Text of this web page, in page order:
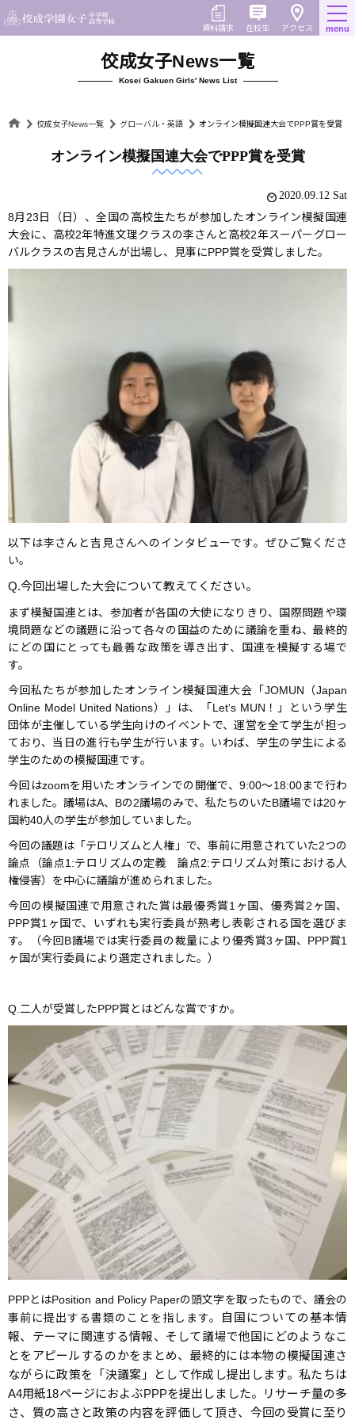
to
content
アクセス
在校生
資料請求 menu
佼成女子News一覧
Kosei Gakuen Girls' News List
佼成女子News一覧 グローバル・英語 オンライン模擬国連大会でPPP賞を受賞
オンライン模擬国連大会でPPP賞を受賞
2020.09.12 Sat
8月23日（日）、全国の高校生たちが参加したオンライン模擬国連
大会に、高校2年特進文理クラスの李さんと高校2年スーパーグロー
バルクラスの吉見さんが出場し、見事にPPP賞を受賞しました。
以下は李さんと吉見さんへのインタビューです。ぜひご覧くださ
い。
Q.今回出場した大会について教えてください。
まず模擬国連とは、参加者が各国の大使になりきり、国際問題や環
境問題などの議題に沿って各々の国益のために議論を重ね、最終的
にどの国にとっても最善な政策を導き出す、国連を模擬する場で
す。
今回私たちが参加したオンライン模擬国連大会「JOMUN（Japan
Online Model United Nations）」は、「Let‘s MUN！」という学生
団体が主催している学生向けのイベントで、運営を全て学生が担っ
ており、当日の進行も学生が行います。いわば、学生の学生による
学生のための模擬国連です。
今回はzoomを用いたオンラインでの開催で、9:00〜18:00まで行わ
れました。議場はA、Bの2議場のみで、私たちのいたB議場では20ヶ
国約40人の学生が参加していました。
今回の議題は「テロリズムと人権」で、事前に用意されていた2つの
論点（論点1:テロリズムの定義 論点2:テロリズム対策における人
権侵害）を中心に議論が進められました。
今回の模擬国連で用意された賞は最優秀賞1ヶ国、優秀賞2ヶ国、
PPP賞1ヶ国で、いずれも実行委員が熟考し表彰される国を選びま
す。（今回B議場では実行委員の裁量により優秀賞3ヶ国、PPP賞1
ヶ国が実行委員により選定されました。）
Q.二人が受賞したPPP賞とはどんな賞ですか。
PPPとはPosition and Policy Paperの頭文字を取ったもので、議会の
事前に提出する書類のことを指します。
自国についての基本情
報、テーマに関連する情報、そして議場で他国にどのようなこ
とをアピールするのかをまとめ、 最終的には本物の模擬国連さ
ながらに政策を「決議案」として作成し提出します。 私たちは
A4用紙18ページにおよぶPPPを提出しました。
リサーチ量の多
さ、質の高さと政策の内容を評価して頂き、今回の受賞に至り